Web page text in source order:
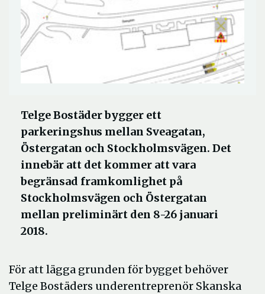
Telge Bostäder bygger ett
parkeringshus mellan Sveagatan,
Östergatan och Stockholmsvägen. Det
innebär att det kommer att vara
begränsad framkomlighet på
Stockholmsvägen och Östergatan
mellan preliminärt den 8-26 januari
2018.
För att lägga grunden för bygget behöver
Telge Bostäders underentreprenör Skanska